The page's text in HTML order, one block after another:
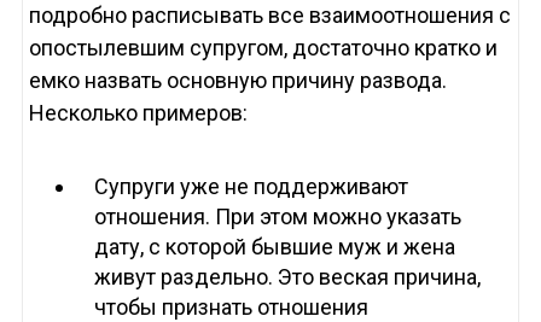
подробно расписывать все взаимоотношения с
опостылевшим супругом, достаточно кратко и
емко назвать основную причину развода.
Несколько примеров:
Супруги уже не поддерживают
отношения. При этом можно указать
дату, с которой бывшие муж и жена
живут раздельно. Это веская причина,
чтобы признать отношения